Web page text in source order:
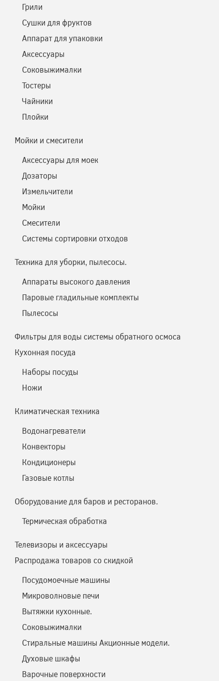
Грили
Сушки для фруктов
Аппарат для упаковки
Аксессуары
Соковыжималки
Тостеры
Чайники
Плойки
Мойки и смесители
Аксессуары для моек
Дозаторы
Измельчители
Мойки
Смесители
Системы сортировки отходов
Техника для уборки, пылесосы.
Аппараты высокого давления
Паровые гладильные комплекты
Пылесосы
Фильтры для воды системы обратного осмоса
Кухонная посуда
Наборы посуды
Ножи
Климатическая техника
Водонагреватели
Конвекторы
Кондиционеры
Газовые котлы
Оборудование для баров и ресторанов.
Термическая обработка
Телевизоры и аксессуары
Распродажа товаров со скидкой
Посудомоечные машины
Микроволновые печи
Вытяжки кухонные.
Соковыжималки
Стиральные машины Акционные модели.
Духовые шкафы
Варочные поверхности